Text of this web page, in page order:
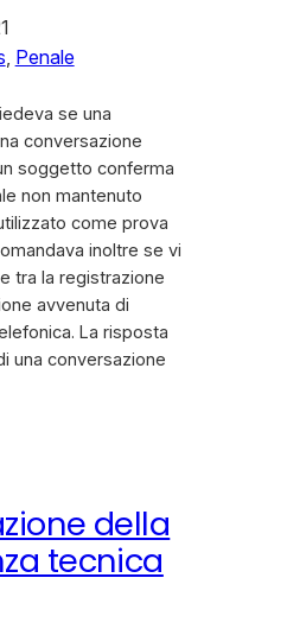
Penale
se una
conversazione
soggetto conferma
non mantenuto
come prova
inoltre se vi
tra la registrazione
avvenuta di
La risposta
una conversazione
della
tecnica